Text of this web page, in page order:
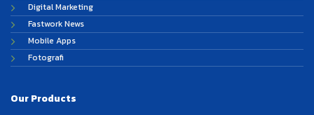
Digital Marketing
Fastwork News
Mobile Apps
Fotografi
Our Products